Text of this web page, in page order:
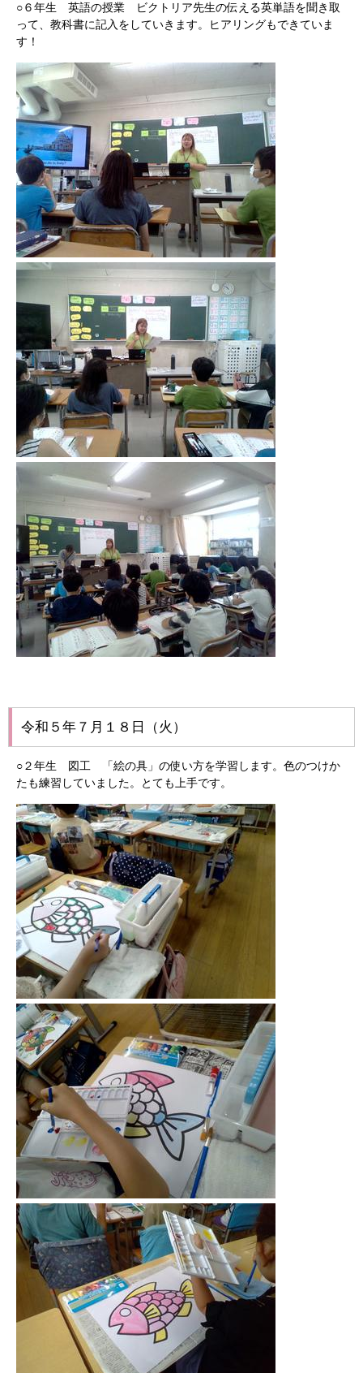
○６年生 英語の授業 ビクトリア先生の伝える英単語を聞き取
って、教科書に記入をしていきます。ヒアリングもできていま
す！
令和５年７月１８日（火）
○２年生 図工 「絵の具」の使い方を学習します。色のつけか
たも練習していました。とても上手です。